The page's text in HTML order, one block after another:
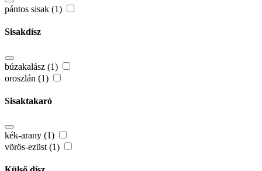
pántos sisak (1)
Sisakdísz
búzakalász (1)
oroszlán (1)
Sisaktakaró
kék-arany (1)
vörös-ezüst (1)